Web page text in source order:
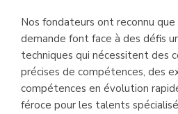
Nos fondateurs ont reconnu
demande font face à des défis
techniques qui nécessitent des
précises de compétences, des
compétences en évolution
féroce pour les talents